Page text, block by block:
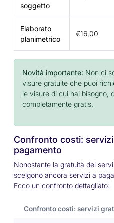
soggetto
Elaborato
planimetrico
€16,00
Novità importante: Non ci
visure gratuite che puoi
le visure di cui hai bisogno,
completamente gratis.
Confronto costi:
pagamento
Nonostante la gratuità del
scelgono ancora servizi a
Ecco un confronto dettagliato:
Confronto costi: servizi